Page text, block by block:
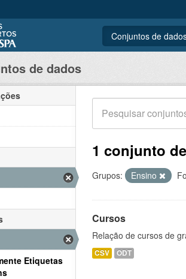
Conjuntos de
de dados
1 conjunto
Grupos: Ensino
Cursos
Relação de cursos de
CSV ODT
Etiquetas